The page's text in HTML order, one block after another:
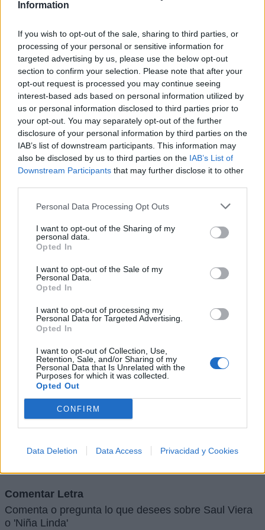
Information
If you wish to opt-out of the sale, sharing to third parties, or
processing of your personal or sensitive information for
targeted advertising by us, please use the below opt-out
section to confirm your selection. Please note that after your
opt-out request is processed you may continue seeing
interest-based ads based on personal information utilized by
us or personal information disclosed to third parties prior to
your opt-out. You may separately opt-out of the further
disclosure of your personal information by third parties on the
IAB’s list of downstream participants. This information may
also be disclosed by us to third parties on the IAB’s List of
Downstream Participants that may further disclose it to other
Personal Data Processing Opt Outs
I want to opt-out of the Sharing of my
personal data.
Opted In
I want to opt-out of the Sale of my
Personal Data.
Opted In
I want to opt-out of processing my
Personal Data for Targeted Advertising.
Opted In
I want to opt-out of Collection, Use,
Retention, Sale, and/or Sharing of my
Personal Data that Is Unrelated with the
Purposes for which it was collected.
Opted Out
CONFIRM
Data Deletion Data Access Privacidad y Cookies
Biografía de Saul Viera
Mexicana
Ranking de Saul Viera
no está entre los 500 artistas más
apoyados y visitados de esta semana.
¿Apoyar a Saul Viera?
12 0
+ Letras de Corridos
Lo Mejor de los Corridos Novedades Corridos
Comentar Letra
Comenta o pregunta lo que desees sobre Saul Viera
o 'Niña Linda'